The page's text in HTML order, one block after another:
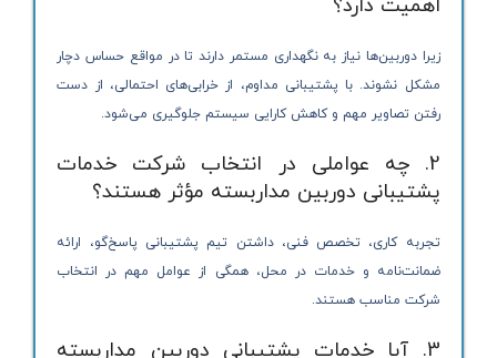
اهمیت دارد؟
زیرا دوربین‌ها نیاز به نگهداری مستمر دارند تا در مواقع حساس دچار
مشکل نشوند. با پشتیبانی مداوم، از خرابی‌های احتمالی، از دست
رفتن تصاویر مهم و کاهش کارایی سیستم جلوگیری می‌شود.
2. چه عواملی در انتخاب شرکت خدمات
پشتیبانی دوربین مداربسته مؤثر هستند؟
تجربه کاری، تخصص فنی، داشتن تیم پشتیبانی پاسخ‌گو، ارائه
ضمانت‌نامه و خدمات در محل، همگی از عوامل مهم در انتخاب
شرکت مناسب هستند.
3. آیا خدمات پشتیبانی دوربین مداربسته